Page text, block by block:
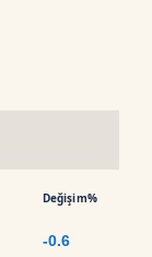
Değişim%
-0.6